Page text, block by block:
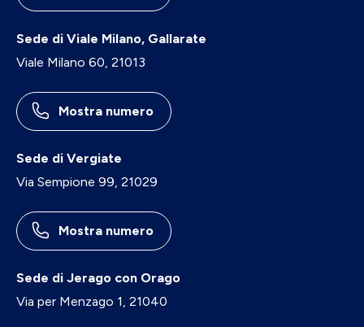
Sede di Viale Milano, Gallarate
Viale Milano 60, 21013
Mostra numero
Sede di Vergiate
Via Sempione 99, 21029
Mostra numero
Sede di Jerago con Orago
Via per Menzago 1, 21040